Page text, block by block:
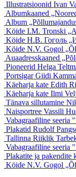
Illustratsioonid Ivan
Albumkaaned
Album
Köide I.M. Tronski
Köide Н.В. Гоголь
Köide N.V. Gogol
Auaadresskaaned
Pioneerid Helga
PortsigarGiidi
Käeharja kate Edith
Käeharja kate Ilmi
Tänava sillutamine
Naisportree Vassili
Vabagraafiline seeria
Plakatid Rudolf
Tallinna Riiklik
Vabagraafiline seeria
Plakatite ja pakendite
Köide N.V. Gogol